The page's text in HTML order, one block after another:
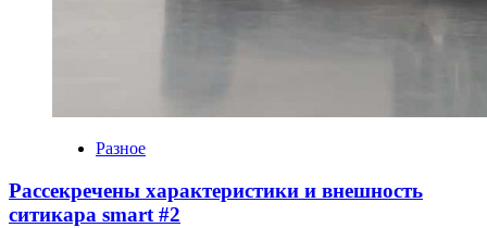
Разное
Рассекречены характеристики и внешность
ситикара smart #2